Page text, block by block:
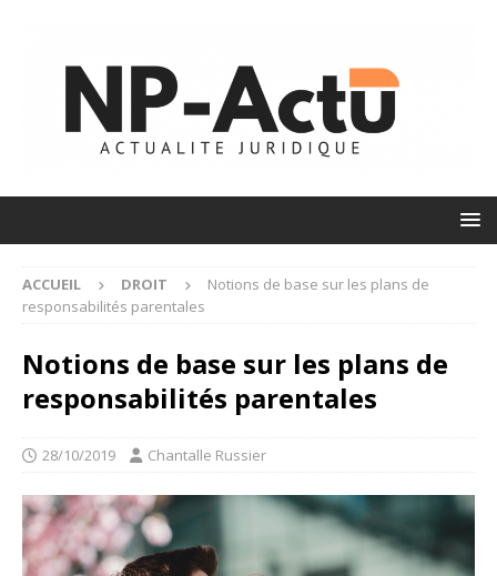
ACCUEIL DROIT
Notions de base sur les plans de
responsabilités parentales
Notions de base sur les plans de
responsabilités parentales
28/10/2019 Chantalle Russier